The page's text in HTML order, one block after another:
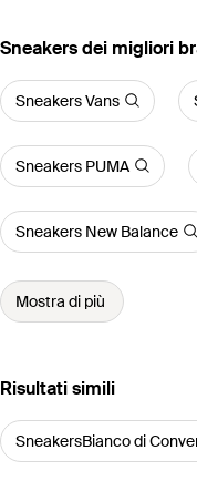
‪Sneakers‬ dei migliori
Sneakers Vans
Sneakers PUMA
Sneakers New Balance
Mostra di più
Risultati simili
SneakersBianco di